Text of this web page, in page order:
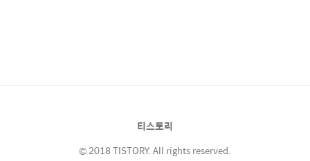
티스토리
© 2018 TISTORY. All rights reserved.